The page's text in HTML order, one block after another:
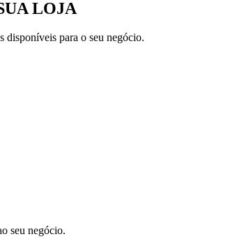
LOJA
disponíveis para o seu negócio.
seu negócio.